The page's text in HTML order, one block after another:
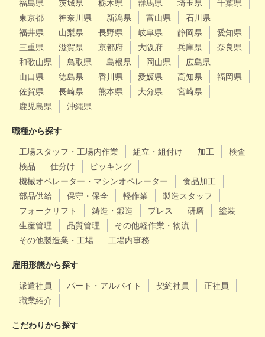
福島県
茨城県 栃木県 群馬県 埼玉県
千葉県
東京都
神奈川県 新潟県 富山県
石川県
福井県
山梨県 長野県 岐阜県 静岡県
愛知県
三重県
滋賀県 京都府 大阪府 兵庫県
奈良県
和歌山県
鳥取県 島根県 岡山県
広島県
山口県
徳島県 香川県 愛媛県 高知県
福岡県
佐賀県
長崎県 熊本県 大分県
宮崎県
鹿児島県
沖縄県
職種から探す
工場スタッフ・工場内作業 組立・組付け 加工
検査
検品
仕分け
ピッキング
機械オペレーター・マシンオペレーター
食品加工
部品供給
保守・保全 軽作業
製造スタッフ
フォークリフト
鋳造・鍛造 プレス 研磨
塗装
生産管理
品質管理
その他軽作業・物流
その他製造業・工場
工場内事務
雇用形態から探す
派遣社員 パート・アルバイト 契約社員
正社員
職業紹介
こだわりから探す